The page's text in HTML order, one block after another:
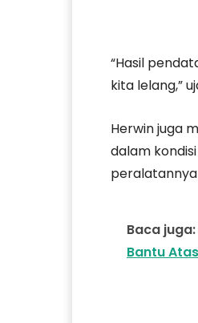
“Hasil
kita lelang,”
Herwin juga
dalam
Baca juga:
Bantu